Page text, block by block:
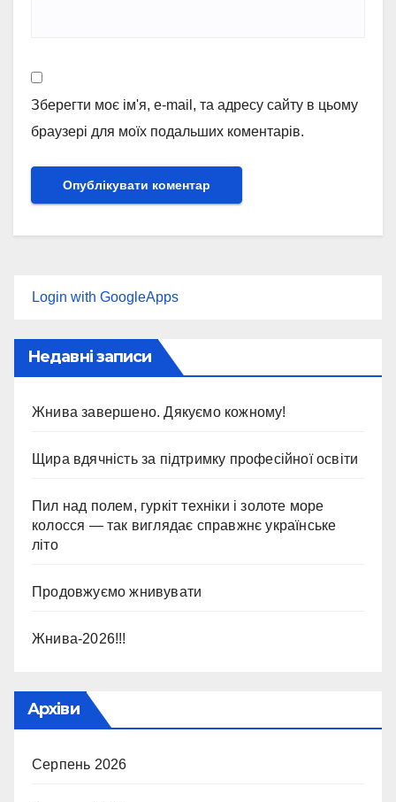
Зберегти моє ім'я, e-mail, та адресу сайту в цьому
браузері для моїх подальших коментарів.
Login with GoogleApps
Недавні записи
Жнива завершено. Дякуємо кожному!
Щира вдячність за підтримку професійної освіти
Пил над полем, гуркіт техніки і золоте море
колосся — так виглядає справжнє українське
літо
Продовжуємо жнивувати
Жнива-2026!!!
Архіви
Серпень 2026